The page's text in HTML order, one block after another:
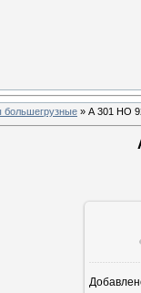
большегрузные » А 301 НО